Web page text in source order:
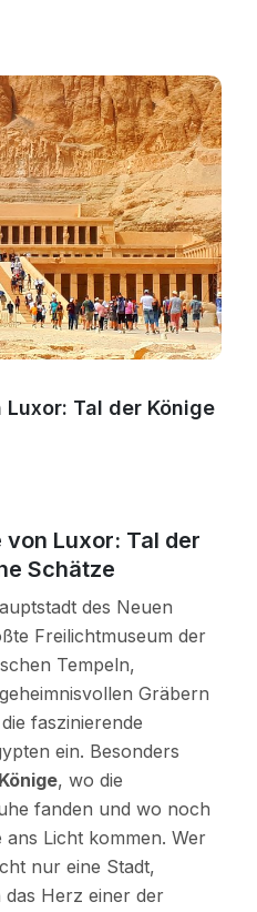
Tal der Könige
von Luxor: Tal der
Schätze
des Neuen
Freilichtmuseum der
Tempeln,
Gräbern
faszinierende
ein. Besonders
, wo die
fanden und wo noch
ans Licht kommen. Wer
nur eine Stadt,
das Herz einer der